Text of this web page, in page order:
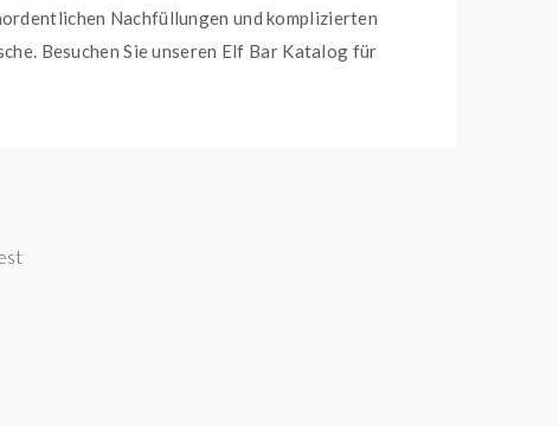
Nachfüllungen und komplizierten
Besuchen Sie unseren Elf Bar Katalog für